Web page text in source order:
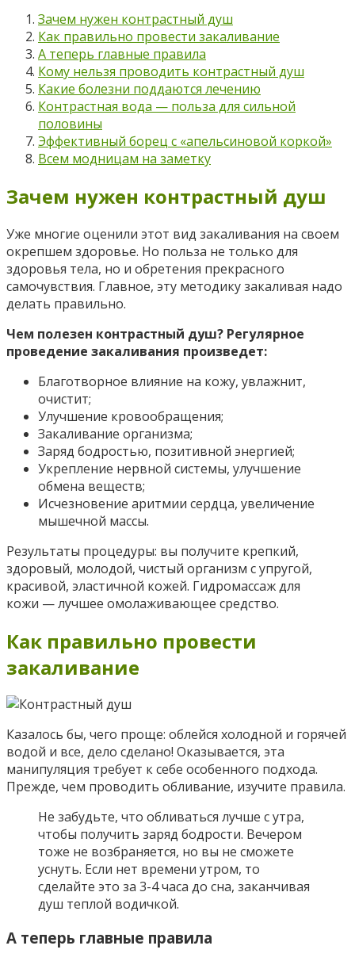
Зачем нужен контрастный душ
Как правильно провести закаливание
А теперь главные правила
Кому нельзя проводить контрастный душ
Какие болезни поддаются лечению
Контрастная вода — польза для сильной
половины
Эффективный борец с «апельсиновой коркой»
Всем модницам на заметку
Зачем нужен контрастный душ
Уже многие оценили этот вид закаливания на своем
окрепшем здоровье. Но польза не только для
здоровья тела, но и обретения прекрасного
самочувствия. Главное, эту методику закаливая надо
делать правильно.
Чем полезен контрастный душ? Регулярное
проведение закаливания произведет:
Благотворное влияние на кожу, увлажнит,
очистит;
Улучшение кровообращения;
Закаливание организма;
Заряд бодростью, позитивной энергией;
Укрепление нервной системы, улучшение
обмена веществ;
Исчезновение аритмии сердца, увеличение
мышечной массы.
Результаты процедуры: вы получите крепкий,
здоровый, молодой, чистый организм с упругой,
красивой, эластичной кожей. Гидромассаж для
кожи — лучшее омолаживающее средство.
Как правильно провести
закаливание
Казалось бы, чего проще: облейся холодной и горячей
водой и все, дело сделано! Оказывается, эта
манипуляция требует к себе особенного подхода.
Прежде, чем проводить обливание, изучите правила.
Не забудьте, что обливаться лучше с утра,
чтобы получить заряд бодрости. Вечером
тоже не возбраняется, но вы не сможете
уснуть. Если нет времени утром, то
сделайте это за 3-4 часа до сна, заканчивая
душ теплой водичкой.
А теперь главные правила